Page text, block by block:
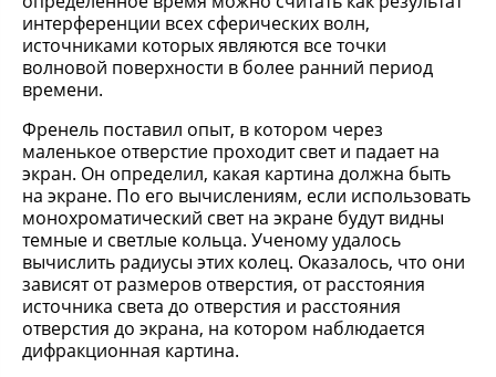
интерференции всех сферических волн,
источниками которых являются все точки
волновой поверхности в более ранний период
времени.
Френель поставил опыт, в котором через
маленькое отверстие проходит свет и падает на
экран. Он определил, какая картина должна быть
на экране. По его вычислениям, если использовать
монохроматический свет на экране будут видны
темные и светлые кольца. Ученому удалось
вычислить радиусы этих колец. Оказалось, что они
зависят от размеров отверстия, от расстояния
источника света до отверстия и расстояния
отверстия до экрана, на котором наблюдается
дифракционная картина.